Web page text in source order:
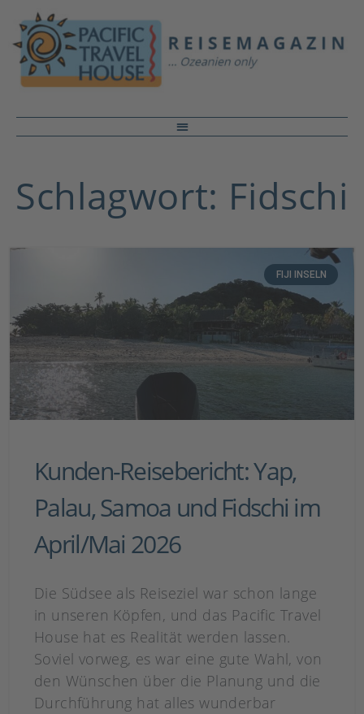
Schlagwort: Fidschi
FIJI INSELN
Kunden-Reisebericht: Yap,
Palau, Samoa und Fidschi im
April/Mai 2026
Die Südsee als Reiseziel war schon lange
in unseren Köpfen, und das Pacific Travel
House hat es Realität werden lassen.
Soviel vorweg, es war eine gute Wahl, von
den Wünschen über die Planung und die
Durchführung hat alles wunderbar